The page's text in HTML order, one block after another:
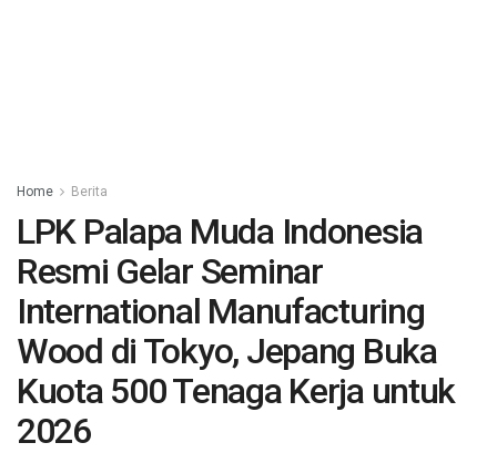
Home Berita
LPK Palapa Muda Indonesia
Resmi Gelar Seminar
International Manufacturing
Wood di Tokyo, Jepang Buka
Kuota 500 Tenaga Kerja untuk
2026